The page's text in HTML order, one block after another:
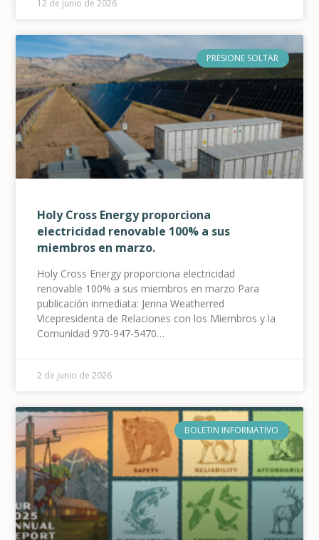
junio de 2026 – La cooperativa eléctrica rural local
la Junta Directiva
12 de junio de 2026
PRESIONE SOLTAR
Holy Cross Energy proporciona
electricidad renovable 100% a sus
miembros en marzo.
Holy Cross Energy proporciona electricidad
renovable 100% a sus miembros en marzo Para
publicación inmediata: Jenna Weatherred
Vicepresidenta de Relaciones con los Miembros y la
Comunidad 970-947-5470
miembros en marzo Menor demanda, mayor
récord mensual promedio
2 de junio de 2026
BOLETIN INFORMATIVO